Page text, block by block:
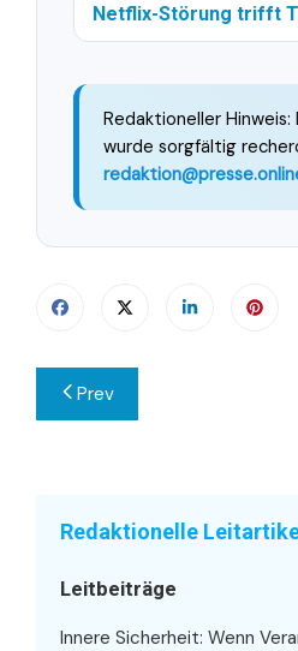
Netflix-Störung trifft
Redaktioneller Hinweis:
wurde sorgfältig
Prev
Redaktionelle
Leitbeiträge
Innere Sicherheit: Wenn